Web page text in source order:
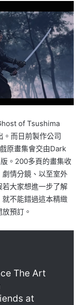
of Tsushima
而日前製作公司
原畫集會交由Dark
。200多頁的畫集收
情分鏡、以至室外
大家想進一步了解
不能錯過這本精緻
預訂。
The Art
at